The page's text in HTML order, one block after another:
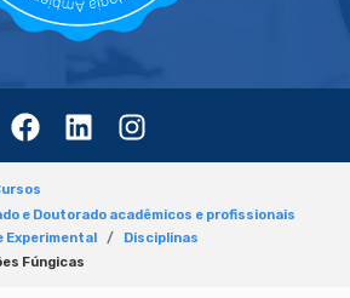
e Doutorado acadêmicos e profissionais
Experimental
Disciplinas
Fúngicas